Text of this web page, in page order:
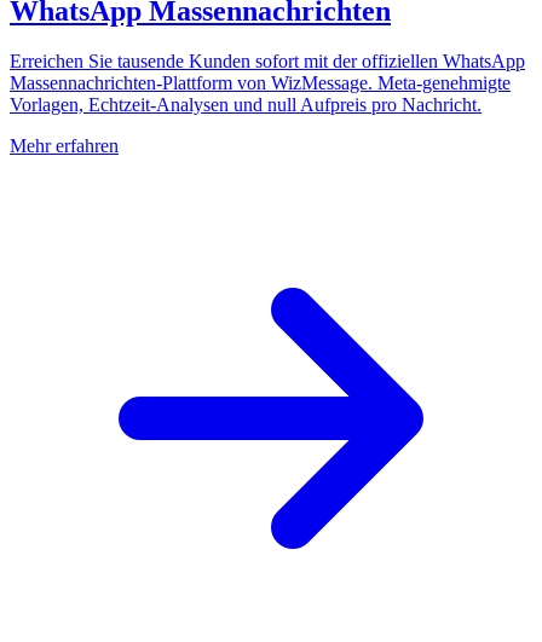
WhatsApp Massennachrichten
Erreichen Sie tausende Kunden sofort mit der offiziellen WhatsApp
Massennachrichten-Plattform von WizMessage. Meta-genehmigte
Vorlagen, Echtzeit-Analysen und null Aufpreis pro Nachricht.
Mehr erfahren